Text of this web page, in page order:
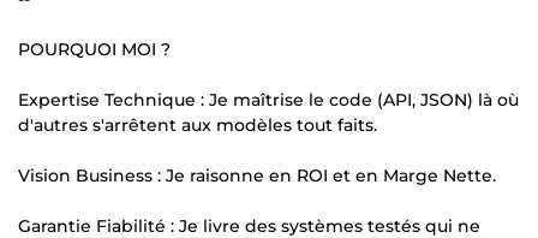
POURQUOI MOI ?
Expertise Technique : Je maîtrise le code (API, JSON) là où
d'autres s'arrêtent aux modèles tout faits.
Vision Business : Je raisonne en ROI et en Marge Nette.
Garantie Fiabilité : Je livre des systèmes testés qui ne